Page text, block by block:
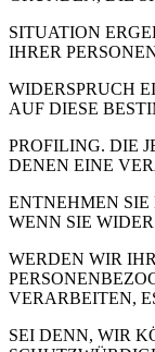
SITUATION
IHRER
WIDERSPRUCH
AUF DIESE
PROFILING. DIE
DENEN EINE
ENTNEHMEN
WENN SIE
WERDEN WIR
VERARBEITEN,
SEI DENN, WIR